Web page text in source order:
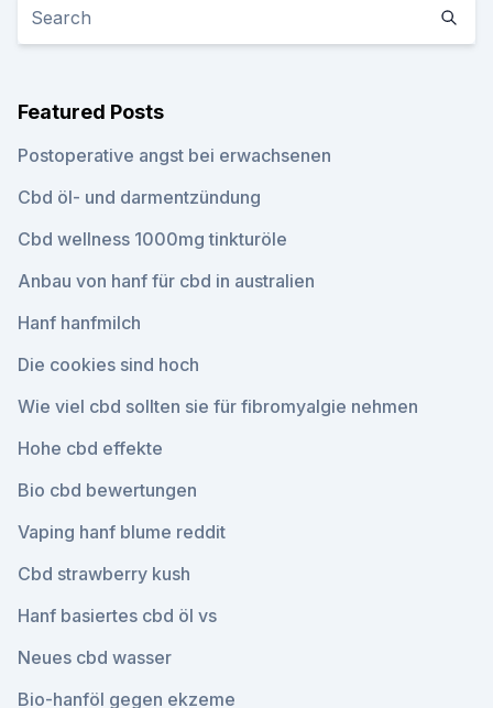
Featured Posts
Postoperative angst bei erwachsenen
Cbd öl- und darmentzündung
Cbd wellness 1000mg tinkturöle
Anbau von hanf für cbd in australien
Hanf hanfmilch
Die cookies sind hoch
Wie viel cbd sollten sie für fibromyalgie nehmen
Hohe cbd effekte
Bio cbd bewertungen
Vaping hanf blume reddit
Cbd strawberry kush
Hanf basiertes cbd öl vs
Neues cbd wasser
Bio-hanföl gegen ekzeme